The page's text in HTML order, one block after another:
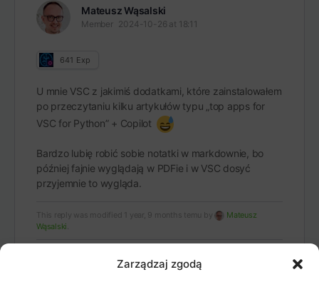
Zarządzaj zgodą
Mateusz Wąsalski
Member 2024-10-26 at 18:11
641 Exp
U mnie VSC z jakimiś dodatkami, które zainstalowałem
po przeczytaniu kilku artykułów typu „top apps for
VSC for Python” + Copilot
Bardzo lubię robić sobie notatki w markdownie, bo
później fajnie wyglądają w PDFie i w VSC dosyć
przyjemnie to wygląda.
This reply was modified 1 year, 9 months temu by
Mateusz
Wąsalski.